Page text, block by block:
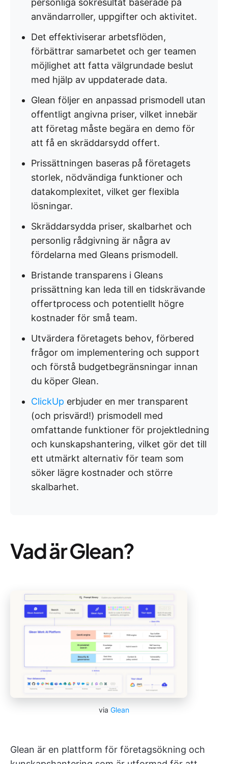
personliga sökresultat baserade på
användarroller, uppgifter och aktivitet.
Det effektiviserar arbetsflöden,
förbättrar samarbetet och ger teamen
möjlighet att fatta välgrundade beslut
med hjälp av uppdaterade data.
Glean följer en anpassad prismodell utan
offentligt angivna priser, vilket innebär
att företag måste begära en demo för
att få en skräddarsydd offert.
Prissättningen baseras på företagets
storlek, nödvändiga funktioner och
datakomplexitet, vilket ger flexibla
lösningar.
Skräddarsydda priser, skalbarhet och
personlig rådgivning är några av
fördelarna med Gleans prismodell.
Bristande transparens i Gleans
prissättning kan leda till en tidskrävande
offertprocess och potentiellt högre
kostnader för små team.
Utvärdera företagets behov, förbered
frågor om implementering och support
och förstå budgetbegränsningar innan
du köper Glean.
ClickUp erbjuder en mer transparent
(och prisvärd!) prismodell med
omfattande funktioner för projektledning
och kunskapshantering, vilket gör det till
ett utmärkt alternativ för team som
söker lägre kostnader och större
skalbarhet.
Vad är Glean?
via Glean
Glean är en plattform för företagsökning och